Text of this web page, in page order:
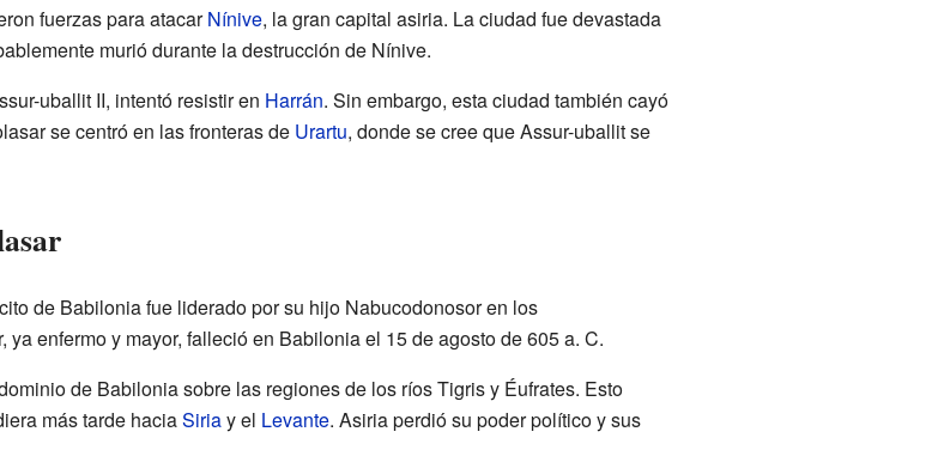
fuerzas para atacarNínive, la gran capital asiria. La ciudad fue devastada
murió durante la destrucción de Nínive.
uballit II, intentó resistir en Harrán. Sin embargo, esta ciudad también cayó
se centró en las fronteras de Urartu, donde se cree que Assur-uballit se
de Babilonia fue liderado por su hijo Nabucodonosor en los
enfermo y mayor, falleció en Babilonia el 15 de agosto de 605 a. C.
de Babilonia sobre las regiones de los ríos Tigris y Éufrates. Esto
más tarde haciaSiriay el Levante. Asiria perdió su poder político y sus